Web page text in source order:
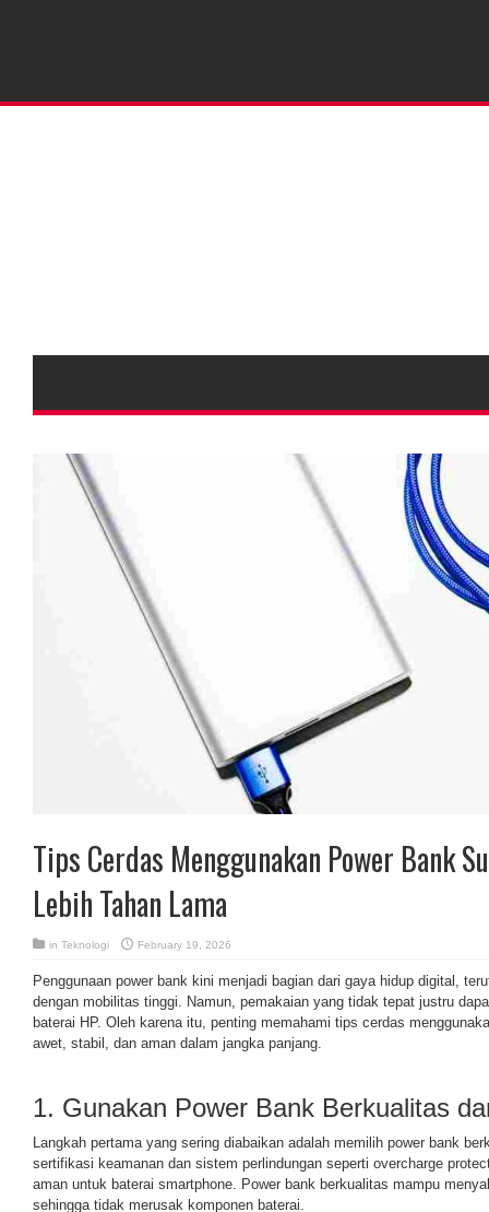
Tips Cerdas Menggunakan Power Bank
Lebih Tahan Lama
in Teknologi February 19, 2026
Penggunaan power bank kini menjadi bagian dari gaya hidup digital,
dengan mobilitas tinggi. Namun, pemakaian yang tidak tepat justru
baterai HP. Oleh karena itu, penting memahami tips cerdas
awet, stabil, dan aman dalam jangka panjang.
1. Gunakan Power Bank Berkualitas
Langkah pertama yang sering diabaikan adalah memilih power bank
sertifikasi keamanan dan sistem perlindungan seperti overcharge
aman untuk baterai smartphone. Power bank berkualitas mampu
sehingga tidak merusak komponen baterai.